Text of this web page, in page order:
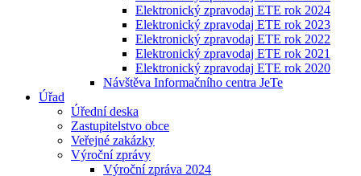
Elektronický zpravodaj ETE rok 2024
Elektronický zpravodaj ETE rok 2023
Elektronický zpravodaj ETE rok 2022
Elektronický zpravodaj ETE rok 2021
Elektronický zpravodaj ETE rok 2020
Návštěva Informačního centra JeTe
Úřad
Úřední deska
Zastupitelstvo obce
Veřejné zakázky
Výroční zprávy
Výroční zpráva 2024